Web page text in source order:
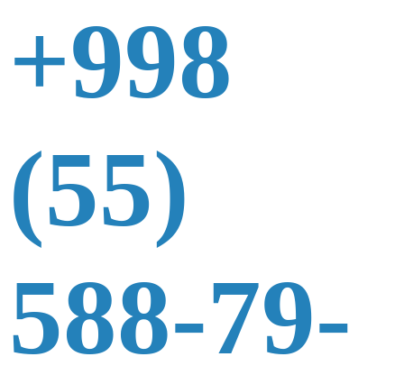
+998
(55)
588-79-